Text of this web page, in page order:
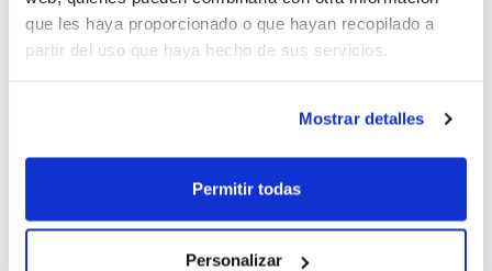
que les haya proporcionado o que hayan recopilado a
partir del uso que haya hecho de sus servicios.
Mostrar detalles
Permitir todas
Personalizar
Lotos Gdynia (84-70)
Ciudad Ros Casares gana tras